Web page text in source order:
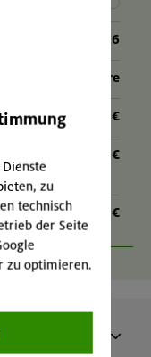
24.-28.08.26
8 - 11 Jahre
340 €
– €
– €
zu
technisch
der Seite
zu optimieren.